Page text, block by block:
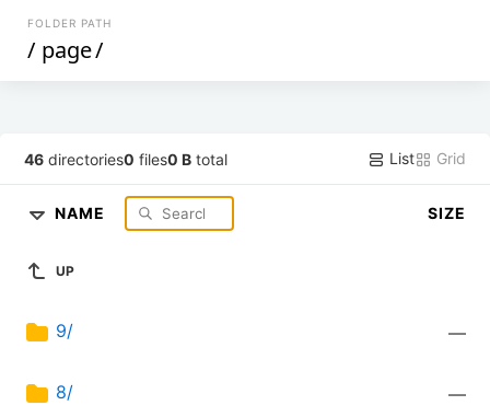
FOLDER PATH
/ page/
46 directories0 files0 B total List Grid
NAME SIZE
UP
9/ —
8/ —